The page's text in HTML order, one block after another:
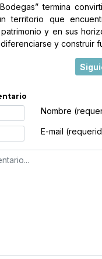
termina
territorio que
y en sus
y construir
Nombre
E-mail